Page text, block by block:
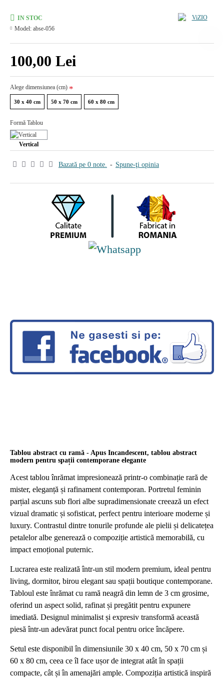
Bazată pe 0 note. - Spune-ţi opinia
100,00 Lei
IN STOC
Model: abse-056
Alege dimensiunea (cm)
30 x 40 cm 50 x 70 cm 60 x 80 cm
Formă Tablou
Vertical
Tablou abstract cu ramă - Apus Incandescent, tablou abstract
modern pentru spații contemporane elegante
Acest tablou înrămat impresionează printr-o combinație rară de
mister, eleganță și rafinament contemporan. Portretul feminin
parțial ascuns sub flori albe supradimensionate creează un efect
vizual dramatic și sofisticat, perfect pentru interioare moderne și
luxury. Contrastul dintre tonurile profunde ale pielii și delicatețea
petalelor albe generează o compoziție artistică memorabilă, cu
impact emoțional puternic.
Lucrarea este realizată într-un stil modern premium, ideal pentru
living, dormitor, birou elegant sau spații boutique contemporane.
Tabloul este înrămat cu ramă neagră din lemn de 3 cm grosime,
oferind un aspect solid, rafinat și pregătit pentru expunere
imediată. Designul minimalist și expresiv transformă această
piesă într-un adevărat punct focal pentru orice încăpere.
Setul este disponibil în dimensiunile 30 x 40 cm, 50 x 70 cm și
60 x 80 cm, ceea ce îl face ușor de integrat atât în spații
compacte, cât și în amenajări ample. Compoziția artistică inspiră